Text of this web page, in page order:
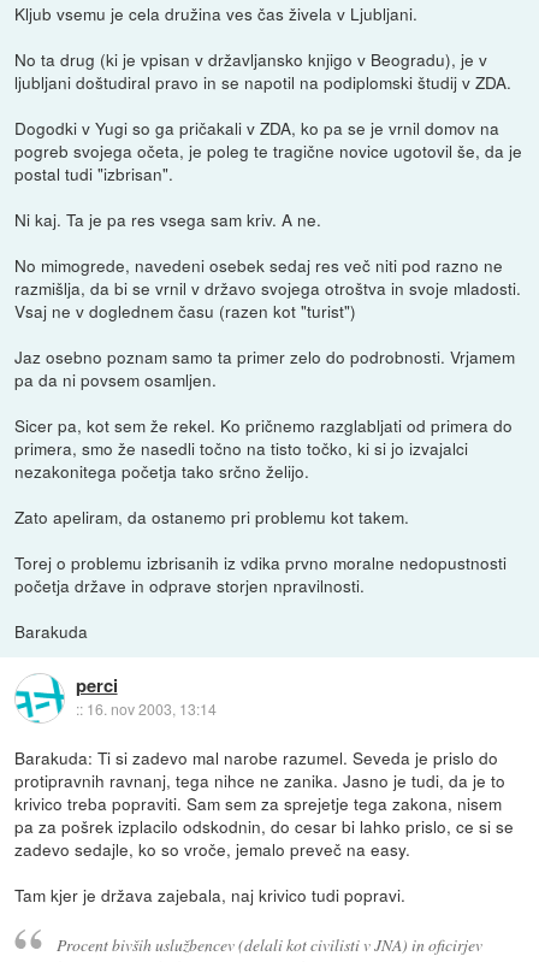
Kljub vsemu je cela družina ves čas živela v Ljubljani.
No ta drug (ki je vpisan v državljansko knjigo v Beogradu), je v
ljubljani doštudiral pravo in se napotil na podiplomski študij v ZDA.
Dogodki v Yugi so ga pričakali v ZDA, ko pa se je vrnil domov na
pogreb svojega očeta, je poleg te tragične novice ugotovil še, da je
postal tudi "izbrisan".
Ni kaj. Ta je pa res vsega sam kriv. A ne.
No mimogrede, navedeni osebek sedaj res več niti pod razno ne
razmišlja, da bi se vrnil v državo svojega otroštva in svoje mladosti.
Vsaj ne v doglednem času (razen kot "turist")
Jaz osebno poznam samo ta primer zelo do podrobnosti. Vrjamem
pa da ni povsem osamljen.
Sicer pa, kot sem že rekel. Ko pričnemo razglabljati od primera do
primera, smo že nasedli točno na tisto točko, ki si jo izvajalci
nezakonitega početja tako srčno želijo.
Zato apeliram, da ostanemo pri problemu kot takem.
Torej o problemu izbrisanih iz vdika prvno moralne nedopustnosti
početja države in odprave storjen npravilnosti.
Barakuda
perci
:: 16. nov 2003, 13:14
Barakuda: Ti si zadevo mal narobe razumel. Seveda je prislo do
protipravnih ravnanj, tega nihce ne zanika. Jasno je tudi, da je to
krivico treba popraviti. Sam sem za sprejetje tega zakona, nisem
pa za pošrek izplacilo odskodnin, do cesar bi lahko prislo, ce si se
zadevo sedajle, ko so vroče, jemalo preveč na easy.
Tam kjer je država zajebala, naj krivico tudi popravi.
Procent bivših uslužbencev (delali kot civilisti v JNA) in oficirjev